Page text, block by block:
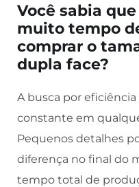
Você sabia
muito tempo
comprar o
dupla face?
A busca por
constante em
Pequenos detalhes
diferença no final do
tempo total de